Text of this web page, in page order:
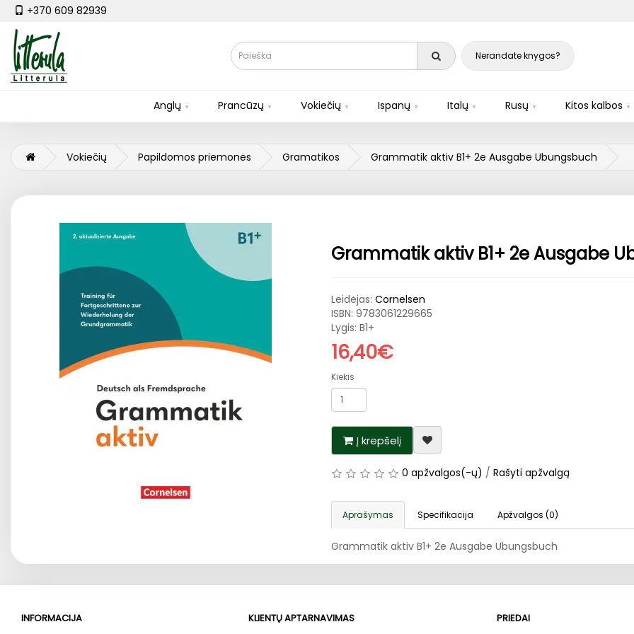
+370 609 82939
Nerandate knygos?
Anglų Prancūzų Vokiečių Ispanų Italų Rusų Kitos kalbos
Vokiečių Papildomos priemonės Gramatikos Grammatik aktiv B1+ 2e Ausgabe Ubungsbuch
Grammatik aktiv B1+ 2e Ausgabe
Leidėjas: Cornelsen
ISBN: 9783061229665
Lygis: B1+
16,40€
Kiekis
Į krepšelį
0 apžvalgos(-ų) / Rašyti apžvalgą
Aprašymas Specifikacija Apžvalgos (0)
Grammatik aktiv B1+ 2e Ausgabe Ubungsbuch
INFORMACIJA KLIENTŲ APTARNAVIMAS PRIEDAI